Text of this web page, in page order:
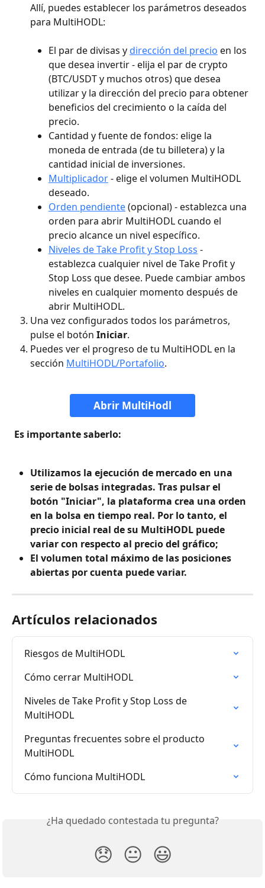
Allí, puedes establecer los parámetros deseados
para MultiHODL:
El par de divisas y dirección del precio en los
que desea invertir - elija el par de crypto
(BTC/USDT y muchos otros) que desea
utilizar y la dirección del precio para obtener
beneficios del crecimiento o la caída del
precio.
Cantidad y fuente de fondos: elige la
moneda de entrada (de tu billetera) y la
cantidad inicial de inversiones.
Multiplicador - elige el volumen MultiHODL
deseado.
Orden pendiente (opcional) - establezca una
orden para abrir MultiHODL cuando el
precio alcance un nivel específico.
Niveles de Take Profit y Stop Loss -
establezca cualquier nivel de Take Profit y
Stop Loss que desee. Puede cambiar ambos
niveles en cualquier momento después de
abrir MultiHODL.
Una vez configurados todos los parámetros,
pulse el botón Iniciar.
Puedes ver el progreso de tu MultiHODL en la
sección MultiHODL/Portafolio.
Abrir MultiHodl
Es importante saberlo:
Utilizamos la ejecución de mercado en una
serie de bolsas integradas. Tras pulsar el
botón "Iniciar", la plataforma crea una orden
en la bolsa en tiempo real. Por lo tanto, el
precio inicial real de su MultiHODL puede
variar con respecto al precio del gráfico;
El volumen total máximo de las posiciones
abiertas por cuenta puede variar.
Artículos relacionados
Riesgos de MultiHODL
Cómo cerrar MultiHODL
Niveles de Take Profit y Stop Loss de
MultiHODL
Preguntas frecuentes sobre el producto
MultiHODL
Cómo funciona MultiHODL
¿Ha quedado contestada tu pregunta?
😞 😐 😃